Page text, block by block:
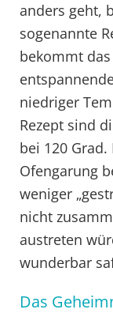
anders geht,
sogenannte
bekommt das
niedriger
Rezept sind
bei 120
Ofengarung
weniger
nicht
austreten
wunderbar
Das